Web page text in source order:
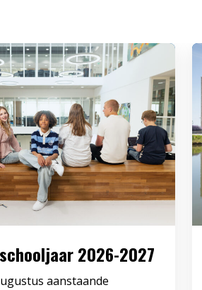
2026-2027
aanstaande